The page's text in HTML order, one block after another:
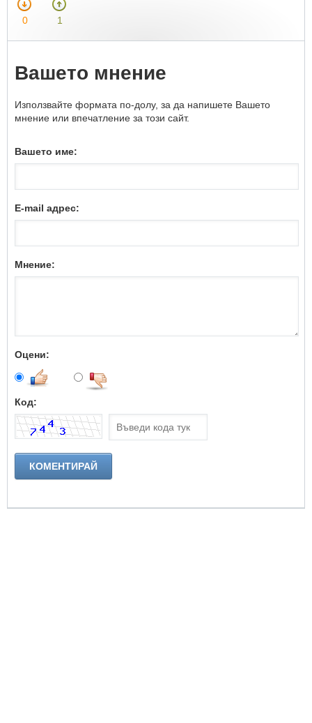
0 1
Вашето мнение
Използвайте формата по-долу, за да напишете Вашето
мнение или впечатление за този сайт.
Вашето име:
E-mail адрес:
Мнение:
Оцени:
Код: